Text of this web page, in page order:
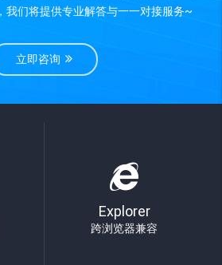
我们将提供专业解答与一一对接服务~
立即咨询
Explorer
跨浏览器兼容